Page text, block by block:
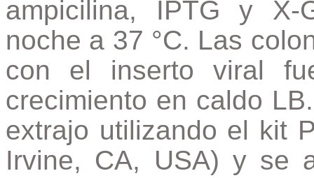
ampicilina, IPTG y X-
noche a 37 °C. Las
con el inserto viral
crecimiento en caldo
extrajo utilizando el kit
Irvine, CA, USA) y se